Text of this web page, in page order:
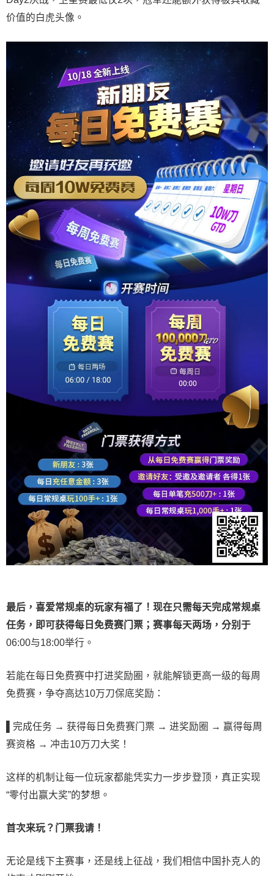
价值的白虎头像。
最后，喜爱常规桌的玩家有福了！现在只需每天完成常规桌
任务，即可获得每日免费赛门票；赛事每天两场，分别于
06:00与18:00举行。
若能在每日免费赛中打进奖励圈，就能解锁更高一级的每周
免费赛，争夺高达10万刀保底奖励：
完成任务 → 获得每日免费赛门票 → 进奖励圈 → 赢得每周
赛资格 → 冲击10万刀大奖！
这样的机制让每一位玩家都能凭实力一步步登顶，真正实现
“零付出赢大奖”的梦想。
首次来玩？门票我请！
无论是线下主赛事，还是线上征战，我们相信中国扑克人的